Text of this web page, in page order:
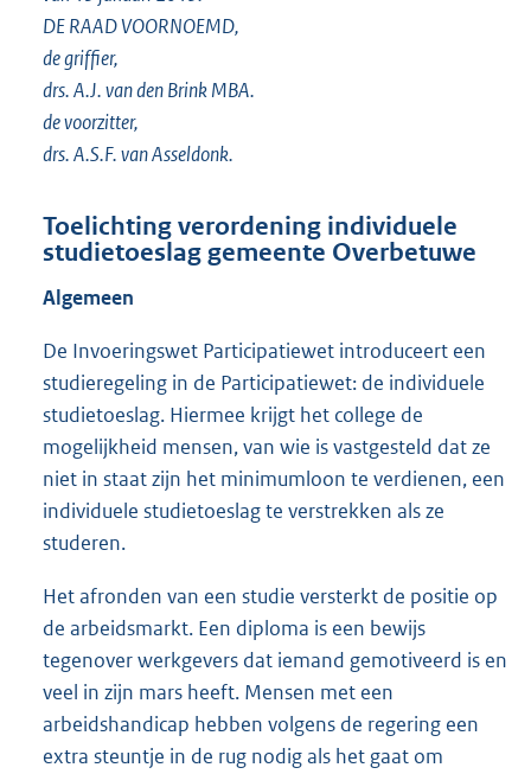
DE RAAD VOORNOEMD,
de griffier,
drs. A.J. van den Brink MBA.
de voorzitter,
drs. A.S.F. van Asseldonk.
Toelichting verordening individuele
studietoeslag gemeente Overbetuwe
Algemeen
De Invoeringswet Participatiewet introduceert een
studieregeling in de Participatiewet: de individuele
studietoeslag. Hiermee krijgt het college de
mogelijkheid mensen, van wie is vastgesteld dat ze
niet in staat zijn het minimumloon te verdienen, een
individuele studietoeslag te verstrekken als ze
studeren.
Het afronden van een studie versterkt de positie op
de arbeidsmarkt. Een diploma is een bewijs
tegenover werkgevers dat iemand gemotiveerd is en
veel in zijn mars heeft. Mensen met een
arbeidshandicap hebben volgens de regering een
extra steuntje in de rug nodig als het gaat om